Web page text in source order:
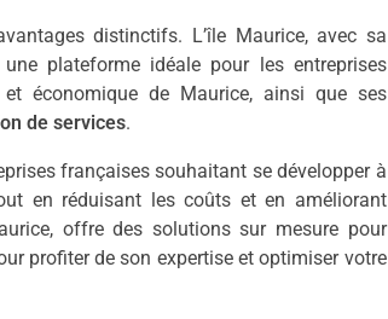
distinctifs. L’île Maurice, avec sa
plateforme idéale pour les entreprises
économique de Maurice, ainsi que ses
de services.
françaises souhaitant se développer à
en réduisant les coûts et en améliorant
offre des solutions sur mesure pour
profiter de son expertise et optimiser votre